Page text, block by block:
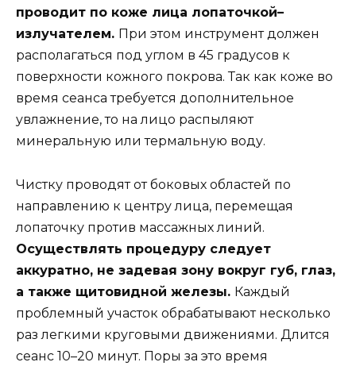
проводит по коже лица лопаточкой–
излучателем. При этом инструмент должен
располагаться под углом в 45 градусов к
поверхности кожного покрова. Так как коже во
время сеанса требуется дополнительное
увлажнение, то на лицо распыляют
минеральную или термальную воду.
Чистку проводят от боковых областей по
направлению к центру лица, перемещая
лопаточку против массажных линий.
Осуществлять процедуру следует
аккуратно, не задевая зону вокруг губ, глаз,
а также щитовидной железы. Каждый
проблемный участок обрабатывают несколько
раз легкими круговыми движениями. Длится
сеанс 10–20 минут. Поры за это время